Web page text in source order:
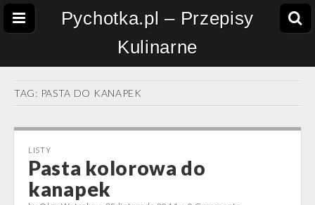
Pychotka.pl – Przepisy
Kulinarne
TAG: PASTA DO KANAPEK
LISTY
Pasta kolorowa do
kanapek